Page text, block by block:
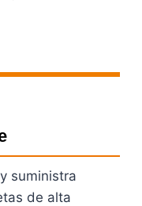
suministra
de alta